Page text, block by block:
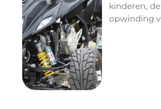
kinderen,
opwinding